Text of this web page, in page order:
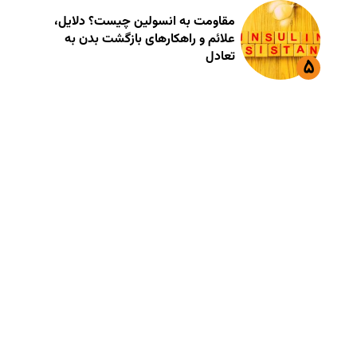
مقاومت به انسولین چیست؟ دلایل،
علائم و راهکارهای بازگشت بدن به
تعادل